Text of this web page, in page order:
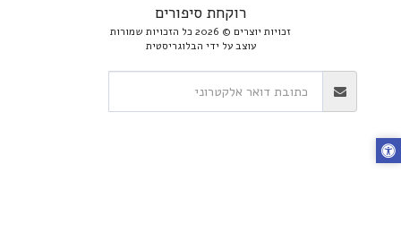
רוקחת סיפורים
זכויות יוצרים © 2026 כל הזכויות שמורות
עוצב על ידי הבלוגריסטית